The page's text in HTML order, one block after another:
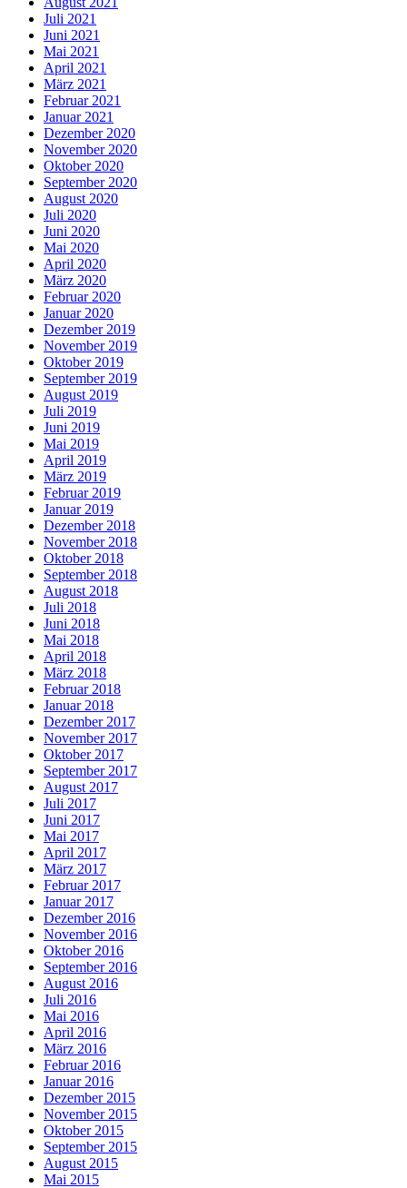
Juli 2021
Juni 2021
Mai 2021
April 2021
März 2021
Februar 2021
Januar 2021
Dezember 2020
November 2020
Oktober 2020
September 2020
August 2020
Juli 2020
Juni 2020
Mai 2020
April 2020
März 2020
Februar 2020
Januar 2020
Dezember 2019
November 2019
Oktober 2019
September 2019
August 2019
Juli 2019
Juni 2019
Mai 2019
April 2019
März 2019
Februar 2019
Januar 2019
Dezember 2018
November 2018
Oktober 2018
September 2018
August 2018
Juli 2018
Juni 2018
Mai 2018
April 2018
März 2018
Februar 2018
Januar 2018
Dezember 2017
November 2017
Oktober 2017
September 2017
August 2017
Juli 2017
Juni 2017
Mai 2017
April 2017
März 2017
Februar 2017
Januar 2017
Dezember 2016
November 2016
Oktober 2016
September 2016
August 2016
Juli 2016
Mai 2016
April 2016
März 2016
Februar 2016
Januar 2016
Dezember 2015
November 2015
Oktober 2015
September 2015
August 2015
Mai 2015